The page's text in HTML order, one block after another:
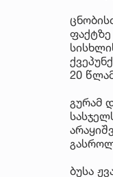
20
გურამ
ბუსა